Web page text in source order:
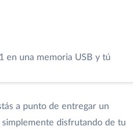
a punto de entregar un
disfrutando de tu